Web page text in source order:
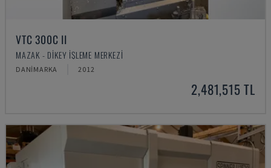
VTC 300C II
MAZAK - DIKEY İŞLEME MERKEZI
DANIMARKA 2012
2,481,515 TL